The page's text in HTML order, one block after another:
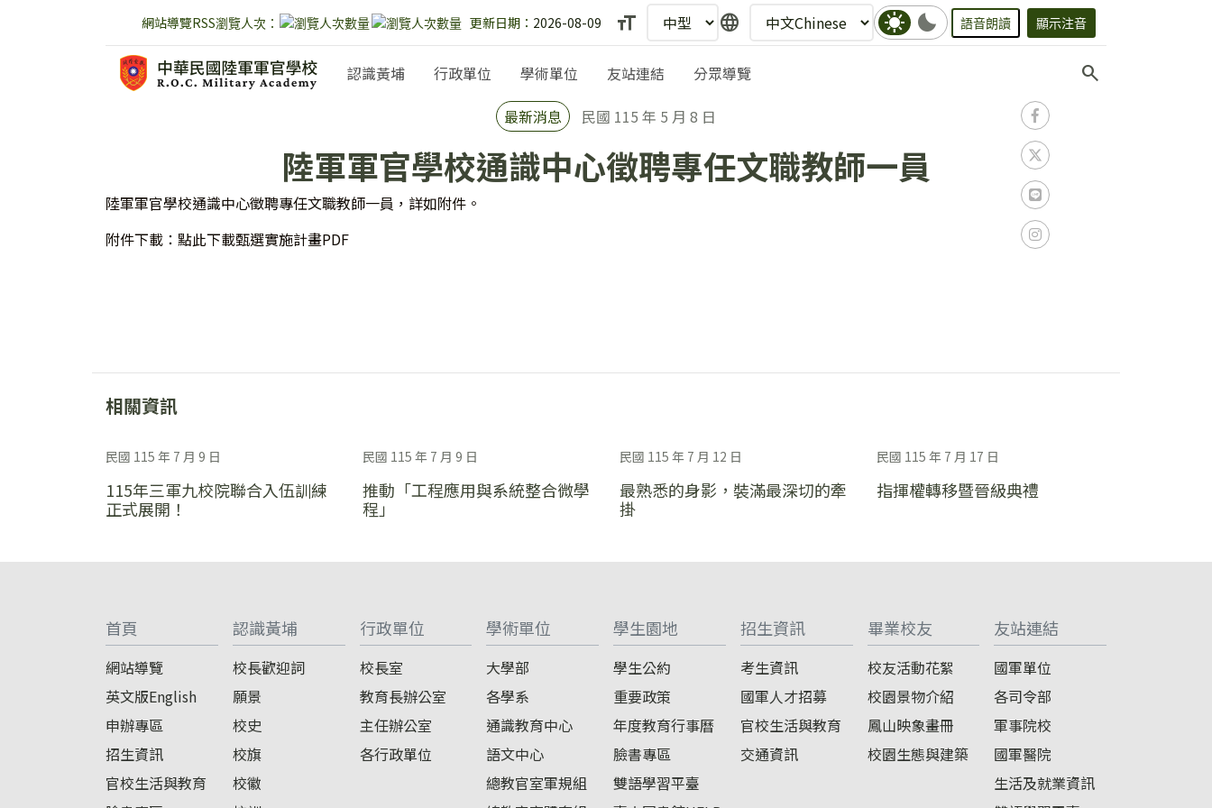
網站導覽RSS瀏覽人次： 更新日期： 2026-08-09 text_fields language sunny bedtime 語音朗讀 顯示注音
::: 認識黃埔 行政單位 學術單位 友站連結 分眾導覽 search
最新消息 民國 115 年 5 月 8 日
陸軍軍官學校通識中心徵聘專任文職教師一員
陸軍軍官學校通識中心徵聘專任文職教師一員，詳如附件。
附件下載：點此下載甄選實施計畫PDF
相關資訊
民國 115 年 7 月 9 日
115年三軍九校院聯合入伍訓練
正式展開！
民國 115 年 7 月 9 日
推動「工程應用與系統整合微學
程」
民國 115 年 7 月 12 日
最熟悉的身影，裝滿最深切的牽
掛
民國 115 年 7 月 17 日
指揮權轉移暨晉級典禮
首頁
網站導覽
英文版English
申辦專區
招生資訊
官校生活與教育
認識黃埔
校長歡迎詞
願景
校史
校旗
校徽
行政單位
校長室
教育長辦公室
主任辦公室
各行政單位
學術單位
大學部
各學系
通識教育中心
語文中心
總教官室軍規組
學生園地
學生公約
重要政策
年度教育行事曆
臉書專區
雙語學習平臺
招生資訊
考生資訊
國軍人才招募
官校生活與教育
交通資訊
畢業校友
校友活動花絮
校園景物介紹
鳳山映象畫冊
校園生態與建築
友站連結
國軍單位
各司令部
軍事院校
國軍醫院
生活及就業資訊